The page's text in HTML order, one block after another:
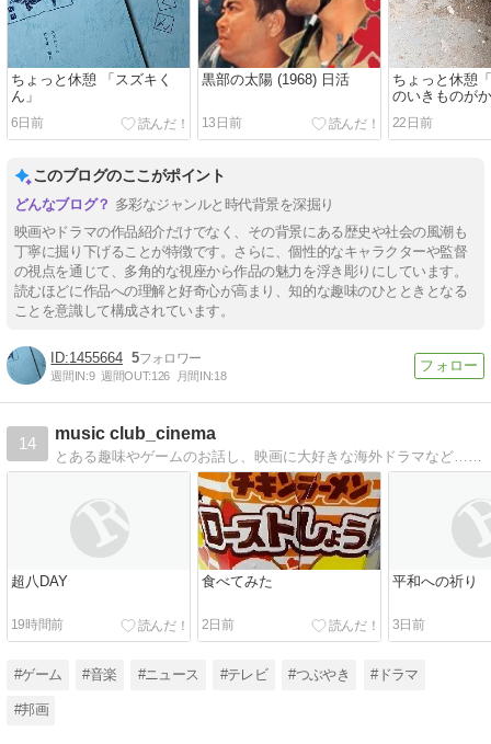
ちょっと休憩 「スズキく
ん」
6日前
黒部の太陽 (1968) 日活
13日前
ちょっと休憩
のいきものが
22日前
このブログのここがポイント
多彩なジャンルと時代背景を深掘り
映画やドラマの作品紹介だけでなく、その背景にある歴史や社会の風潮も
丁寧に掘り下げることが特徴です。さらに、個性的なキャラクターや監督
の視点を通じて、多角的な視座から作品の魅力を浮き彫りにしています。
読むほどに作品への理解と好奇心が高まり、知的な趣味のひとときとなる
ことを意識して構成されています。
1455664 5
週間IN:9 週間OUT:126 月間IN:18
14
music club_cinema
とある趣味やゲームのお話し、映画に大好きな海外ドラマなど…日常の雑記です
超八DAY
19時間前
食べてみた
2日前
平和への祈り
3日前
#ゲーム #音楽 #ニュース #テレビ #つぶやき #ドラマ
#邦画